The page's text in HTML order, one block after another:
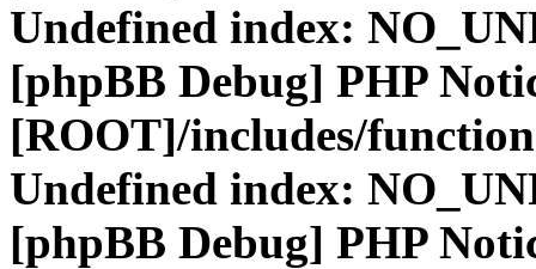
Undefined index:
[phpBB Debug] PHP
[ROOT]/includes/
Undefined index:
[phpBB Debug] PHP